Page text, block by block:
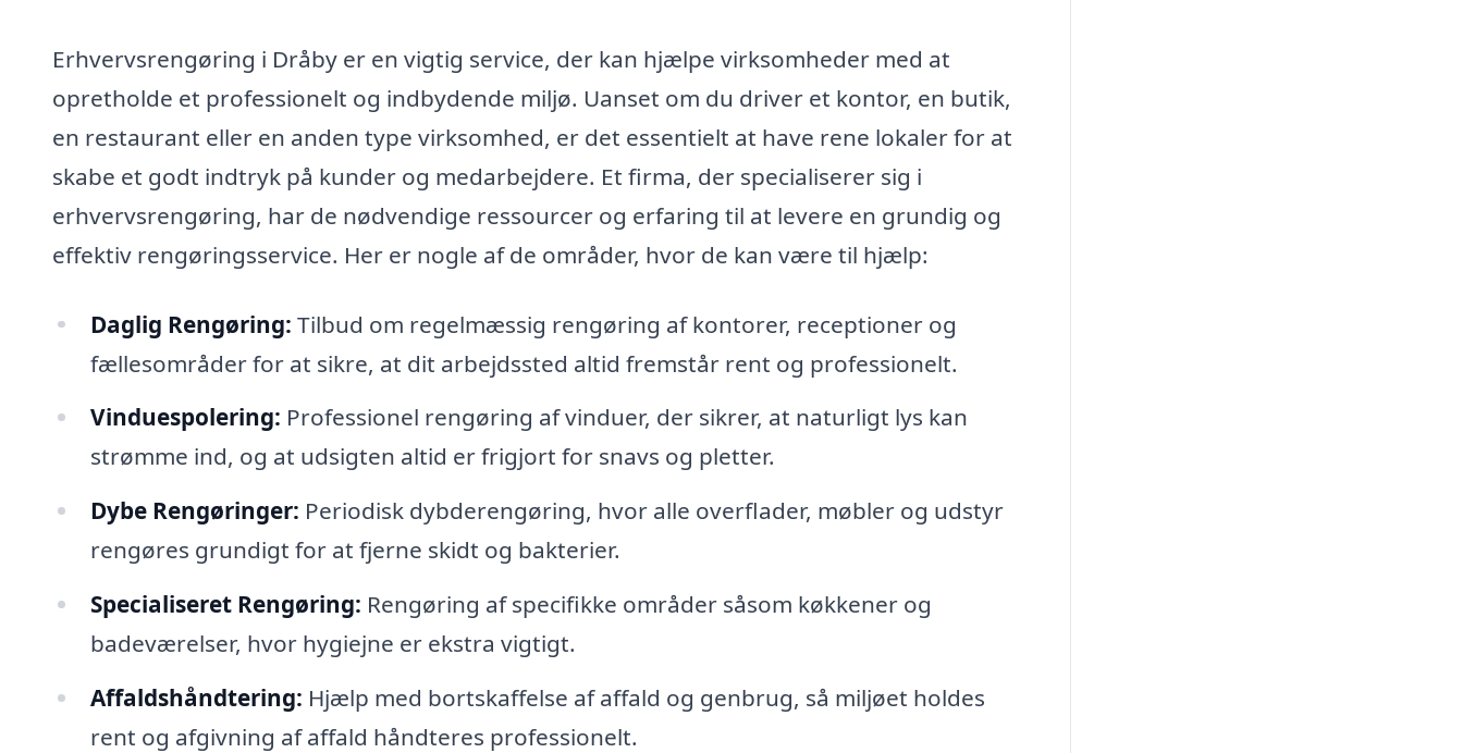
Erhvervsrengøring i Dråby er en vigtig service, der kan hjælpe virksomheder med at
opretholde et professionelt og indbydende miljø. Uanset om du driver et kontor, en butik,
en restaurant eller en anden type virksomhed, er det essentielt at have rene lokaler for at
skabe et godt indtryk på kunder og medarbejdere. Et firma, der specialiserer sig i
erhvervsrengøring, har de nødvendige ressourcer og erfaring til at levere en grundig og
effektiv rengøringsservice. Her er nogle af de områder, hvor de kan være til hjælp:
Daglig Rengøring: Tilbud om regelmæssig rengøring af kontorer, receptioner og
fællesområder for at sikre, at dit arbejdssted altid fremstår rent og professionelt.
Vinduespolering: Professionel rengøring af vinduer, der sikrer, at naturligt lys kan
strømme ind, og at udsigten altid er frigjort for snavs og pletter.
Dybe Rengøringer: Periodisk dybderengøring, hvor alle overflader, møbler og udstyr
rengøres grundigt for at fjerne skidt og bakterier.
Specialiseret Rengøring: Rengøring af specifikke områder såsom køkkener og
badeværelser, hvor hygiejne er ekstra vigtigt.
Affaldshåndtering: Hjælp med bortskaffelse af affald og genbrug, så miljøet holdes
rent og afgivning af affald håndteres professionelt.